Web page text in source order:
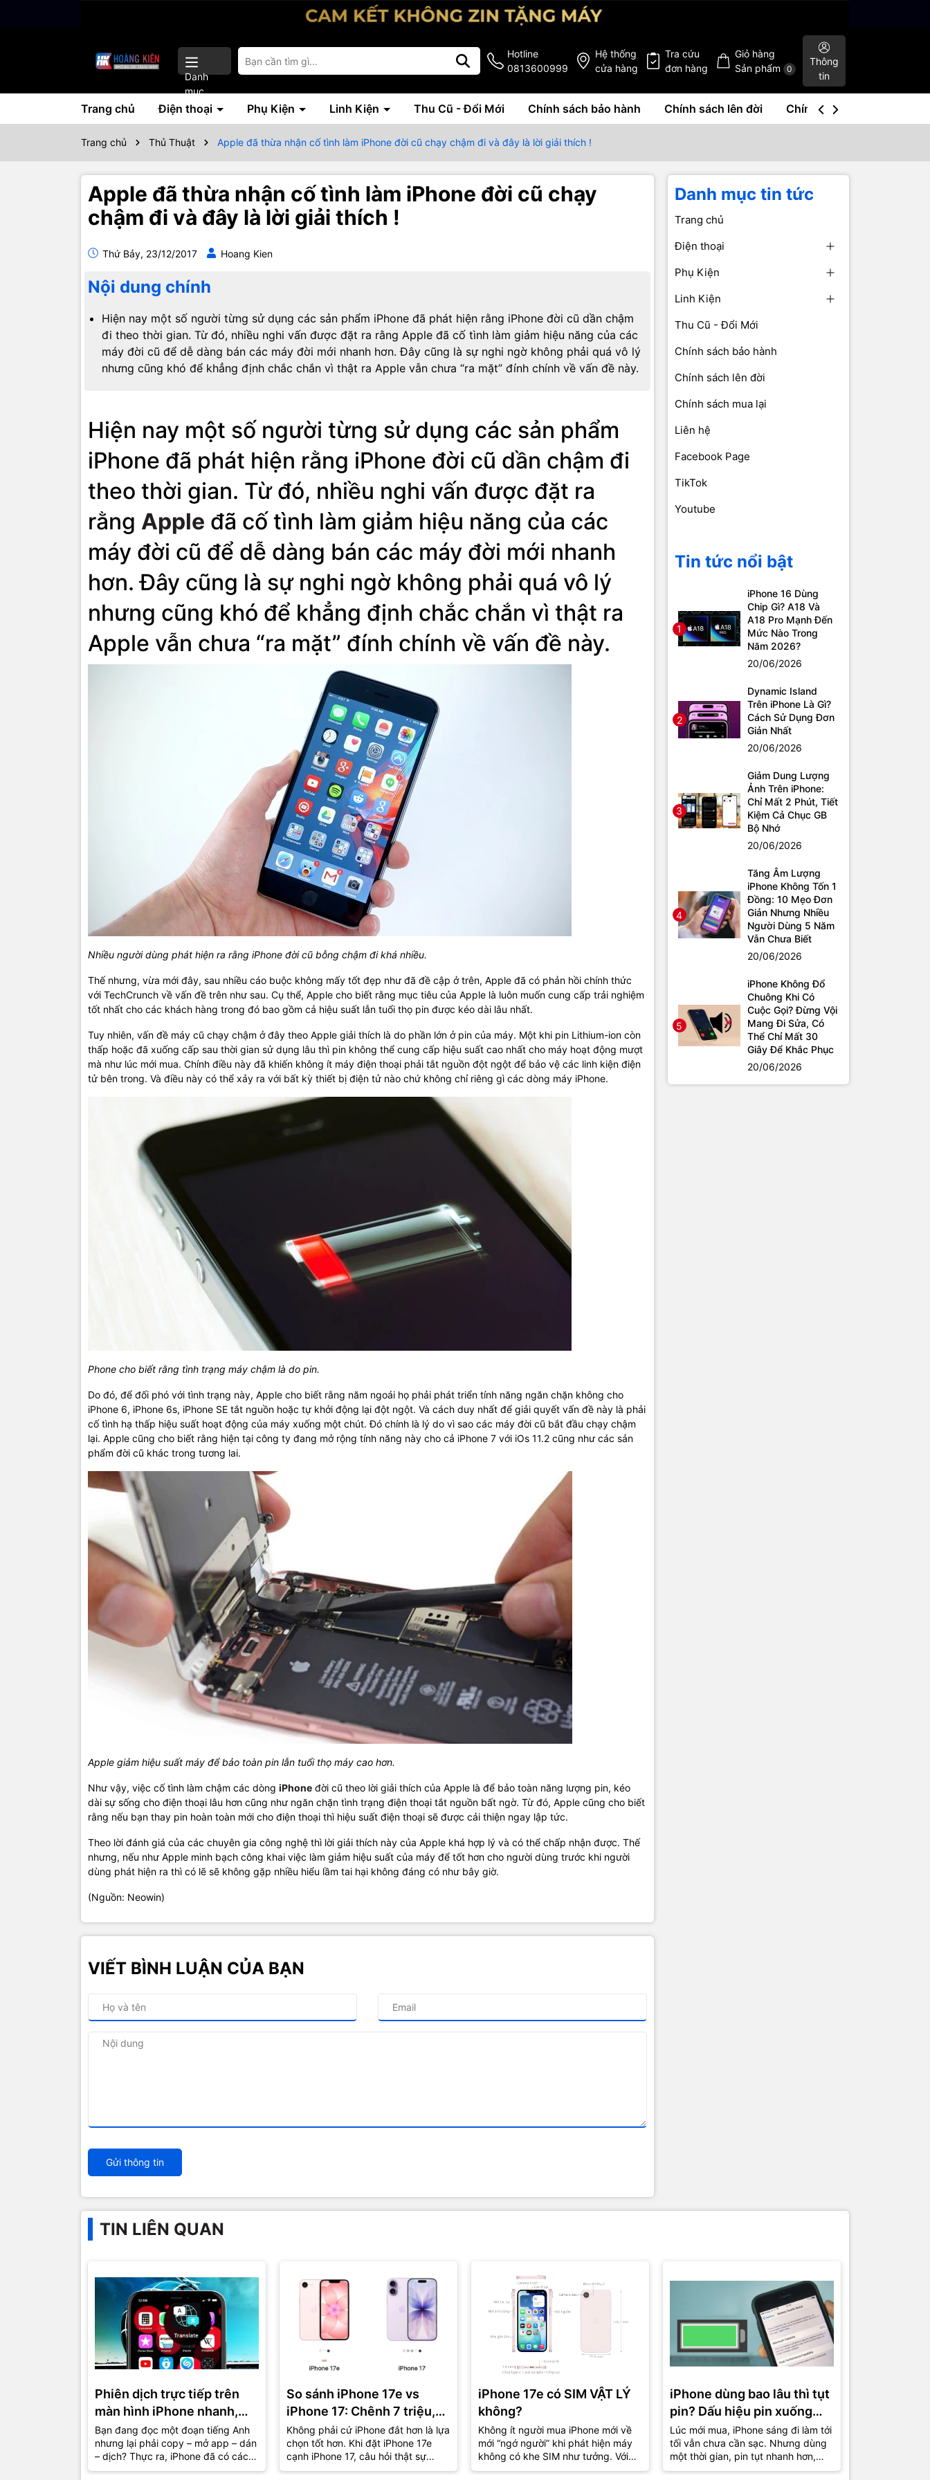
Danh
mục
Hotline
0813600999
Hệ thống
cửa hàng
Tra cứu
đơn hàng
Giỏ hàng
Sản phẩm
0
Thông
tin
Trang chủ Điện thoại Phụ Kiện Linh Kiện Thu Cũ - Đổi Mới Chính sách bảo hành Chính sách lên đời Chính sách mua lại
Trang chủ Thủ Thuật Apple đã thừa nhận cố tình làm iPhone đời cũ chạy chậm đi và đây là lời giải thích !
Apple đã thừa nhận cố tình làm iPhone đời cũ chạy
chậm đi và đây là lời giải thích !
Thứ Bảy, 23/12/2017 Hoang Kien
Nội dung chính
Hiện nay một số người từng sử dụng các sản phẩm iPhone đã phát hiện rằng iPhone đời cũ dần chậm
đi theo thời gian. Từ đó, nhiều nghi vấn được đặt ra rằng Apple đã cố tình làm giảm hiệu năng của các
máy đời cũ để dễ dàng bán các máy đời mới nhanh hơn. Đây cũng là sự nghi ngờ không phải quá vô lý
nhưng cũng khó để khẳng định chắc chắn vì thật ra Apple vẫn chưa “ra mặt” đính chính về vấn đề này.
Hiện nay một số người từng sử dụng các sản phẩm
iPhone đã phát hiện rằng iPhone đời cũ dần chậm đi
theo thời gian. Từ đó, nhiều nghi vấn được đặt ra
rằng Apple đã cố tình làm giảm hiệu năng của các
máy đời cũ để dễ dàng bán các máy đời mới nhanh
hơn. Đây cũng là sự nghi ngờ không phải quá vô lý
nhưng cũng khó để khẳng định chắc chắn vì thật ra
Apple vẫn chưa “ra mặt” đính chính về vấn đề này.
Nhiều người dùng phát hiện ra rằng iPhone đời cũ bỗng chậm đi khá nhiều.
Thế nhưng, vừa mới đây, sau nhiều cáo buộc không mấy tốt đẹp như đã đề cập ở trên, Apple đã có phản hồi chính thức
với TechCrunch về vấn đề trên như sau. Cụ thể, Apple cho biết rằng mục tiêu của Apple là luôn muốn cung cấp trải nghiệm
tốt nhất cho các khách hàng trong đó bao gồm cả hiệu suất lẫn tuổi thọ pin được kéo dài lâu nhất.
Tuy nhiên, vấn đề máy cũ chạy chậm ở đây theo Apple giải thích là do phần lớn ở pin của máy. Một khi pin Lithium-ion còn
thấp hoặc đã xuống cấp sau thời gian sử dụng lâu thì pin không thể cung cấp hiệu suất cao nhất cho máy hoạt động mượt
mà như lúc mới mua. Chính điều này đã khiến không ít máy điện thoại phải tắt nguồn đột ngột để bảo vệ các linh kiện điện
tử bên trong. Và điều này có thể xảy ra với bất kỳ thiết bị điện tử nào chứ không chỉ riêng gì các dòng máy iPhone.
Phone cho biết rằng tình trạng máy chậm là do pin.
Do đó, để đối phó với tình trạng này, Apple cho biết rằng năm ngoái họ phải phát triển tính năng ngăn chặn không cho
iPhone 6, iPhone 6s, iPhone SE tắt nguồn hoặc tự khởi động lại đột ngột. Và cách duy nhất để giải quyết vấn đề này là phải
cố tình hạ thấp hiệu suất hoạt động của máy xuống một chút. Đó chính là lý do vì sao các máy đời cũ bắt đầu chạy chậm
lại. Apple cũng cho biết rằng hiện tại công ty đang mở rộng tính năng này cho cả iPhone 7 với iOs 11.2 cũng như các sản
phẩm đời cũ khác trong tương lai.
Apple giảm hiệu suất máy để bảo toàn pin lẫn tuổi thọ máy cao hơn.
Như vậy, việc cố tình làm chậm các dòng iPhone đời cũ theo lời giải thích của Apple là để bảo toàn năng lượng pin, kéo
dài sự sống cho điện thoại lâu hơn cũng như ngăn chặn tình trạng điện thoại tắt nguồn bất ngờ. Từ đó, Apple cũng cho biết
rằng nếu bạn thay pin hoàn toàn mới cho điện thoại thì hiệu suất điện thoại sẽ được cải thiện ngay lập tức.
Theo lời đánh giá của các chuyên gia công nghệ thì lời giải thích này của Apple khá hợp lý và có thể chấp nhận được. Thế
nhưng, nếu như Apple minh bạch công khai việc làm giảm hiệu suất của máy để tốt hơn cho người dùng trước khi người
dùng phát hiện ra thì có lẽ sẽ không gặp nhiều hiểu lầm tai hại không đáng có như bây giờ.
(Nguồn: Neowin)
VIẾT BÌNH LUẬN CỦA BẠN
Gửi thông tin
Danh mục tin tức
Trang chủ
Điện thoại
Phụ Kiện
Linh Kiện
Thu Cũ - Đổi Mới
Chính sách bảo hành
Chính sách lên đời
Chính sách mua lại
Liên hệ
Facebook Page
TikTok
Youtube
Tin tức nổi bật
1
iPhone 16 Dùng
Chip Gì? A18 Và
A18 Pro Mạnh Đến
Mức Nào Trong
Năm 2026?
20/06/2026
2
Dynamic Island
Trên iPhone Là Gì?
Cách Sử Dụng Đơn
Giản Nhất
20/06/2026
3
Giảm Dung Lượng
Ảnh Trên iPhone:
Chỉ Mất 2 Phút, Tiết
Kiệm Cả Chục GB
Bộ Nhớ
20/06/2026
4
Tăng Âm Lượng
iPhone Không Tốn 1
Đồng: 10 Mẹo Đơn
Giản Nhưng Nhiều
Người Dùng 5 Năm
Vẫn Chưa Biết
20/06/2026
5
iPhone Không Đổ
Chuông Khi Có
Cuộc Gọi? Đừng Vội
Mang Đi Sửa, Có
Thể Chỉ Mất 30
Giây Để Khắc Phục
20/06/2026
TIN LIÊN QUAN
Phiên dịch trực tiếp trên
màn hình iPhone nhanh,
gọn, lẹ
Bạn đang đọc một đoạn tiếng Anh
nhưng lại phải copy – mở app – dán
– dịch? Thực ra, iPhone đã có cách
giúp bạn hiểu nội dung ngay...
So sánh iPhone 17e vs
iPhone 17: Chênh 7 triệu,
đâu là lựa chọn “đáng tiền”
hơn?
Không phải cứ iPhone đắt hơn là lựa
chọn tốt hơn. Khi đặt iPhone 17e
cạnh iPhone 17, câu hỏi thật sự
không còn là “máy nào mạnh hơn”
iPhone 17e có SIM VẬT LÝ
không?
Không ít người mua iPhone mới về
mới “ngớ người” khi phát hiện máy
không có khe SIM như tưởng. Với
iPhone 17e cũng vậy – tưởng quen
iPhone dùng bao lâu thì tụt
pin? Dấu hiệu pin xuống
cấp và lúc nên thay mới
Lúc mới mua, iPhone sáng đi làm tới
tối vẫn chưa cần sạc. Nhưng dùng
một thời gian, pin tụt nhanh hơn,
phần trăm nhảy liên tục, có hôm